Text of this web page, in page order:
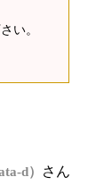
い。
d） さん